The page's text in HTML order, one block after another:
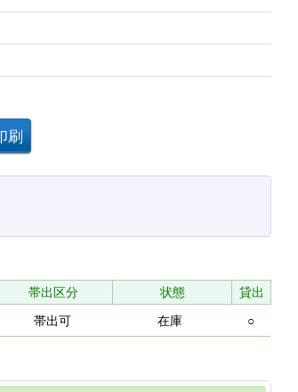
帯出区分 状態
貸出
帯出可 在庫 ○